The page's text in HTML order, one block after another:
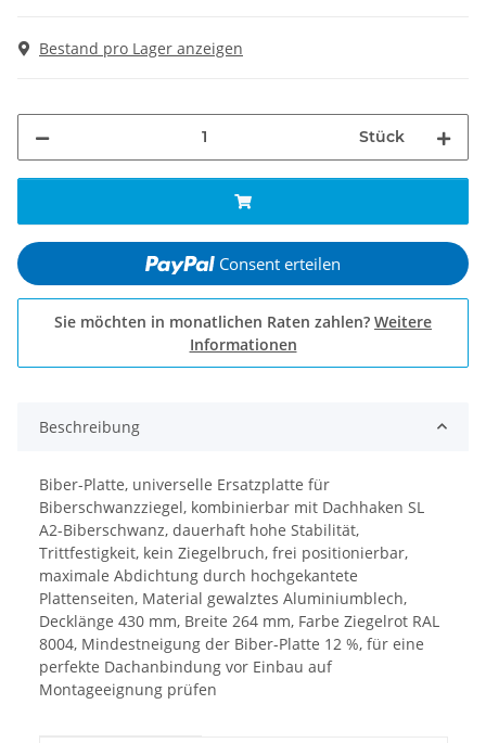
Bestand pro Lager anzeigen
Stück
Consent erteilen
Sie möchten in monatlichen Raten zahlen? Weitere
Informationen
Beschreibung
Biber-Platte, universelle Ersatzplatte für
Biberschwanzziegel, kombinierbar mit Dachhaken SL
A2-Biberschwanz, dauerhaft hohe Stabilität,
Trittfestigkeit, kein Ziegelbruch, frei positionierbar,
maximale Abdichtung durch hochgekantete
Plattenseiten, Material gewalztes Aluminiumblech,
Decklänge 430 mm, Breite 264 mm, Farbe Ziegelrot RAL
8004, Mindestneigung der Biber-Platte 12 %, für eine
perfekte Dachanbindung vor Einbau auf
Montageeignung prüfen